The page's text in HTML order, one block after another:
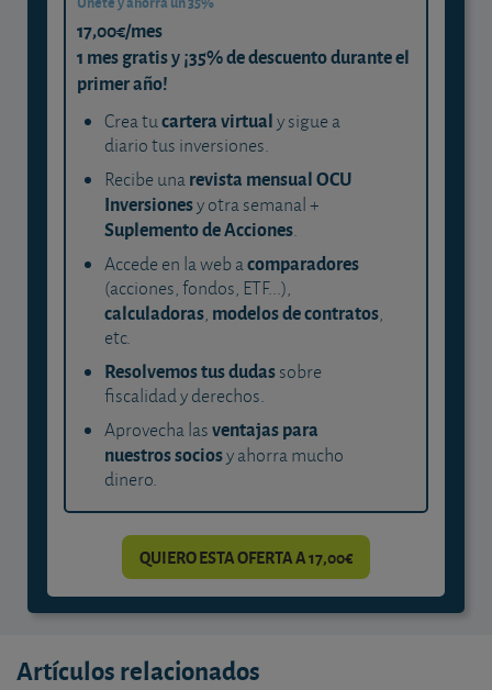
17,00€/mes
1 mes gratis y ¡35% de descuento durante el
primer año!
Crea tucartera virtualy sigue a
diario tus inversiones.
Recibe unarevista mensual OCU
Inversionesy otra semanal +
Suplemento de Acciones.
Accede en la web acomparadores
(acciones, fondos, ETF...),
calculadoras, modelos de contratos,
etc.
Resolvemos tus dudassobre
fiscalidad y derechos.
Aprovecha lasventajas para
nuestros sociosy ahorra mucho
dinero.
QUIERO ESTA OFERTA A 17,00€
Artículos relacionados